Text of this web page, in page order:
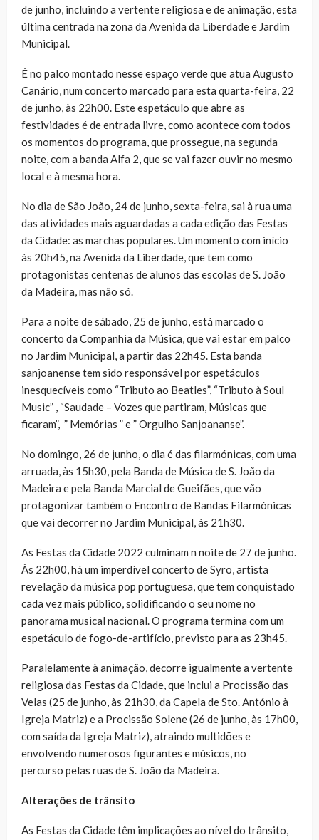
de junho, incluindo a vertente religiosa e de animação, esta
última centrada na zona da Avenida da Liberdade e Jardim
Municipal.
É no palco montado nesse espaço verde que atua Augusto
Canário, num concerto marcado para esta quarta-feira, 22
de junho, às 22h00. Este espetáculo que abre as
festividades é de entrada livre, como acontece com todos
os momentos do programa, que prossegue, na segunda
noite, com a banda Alfa 2, que se vai fazer ouvir no mesmo
local e à mesma hora.
No dia de São João, 24 de junho, sexta-feira, sai à rua uma
das atividades mais aguardadas a cada edição das Festas
da Cidade: as marchas populares. Um momento com início
às 20h45, na Avenida da Liberdade, que tem como
protagonistas centenas de alunos das escolas de S. João
da Madeira, mas não só.
Para a noite de sábado, 25 de junho, está marcado o
concerto da Companhia da Música, que vai estar em palco
no Jardim Municipal, a partir das 22h45. Esta banda
sanjoanense tem sido responsável por espetáculos
inesquecíveis como “Tributo ao Beatles”, “Tributo à Soul
Music” , “Saudade – Vozes que partiram, Músicas que
ficaram”, ” Memórias ” e ” Orgulho Sanjoananse”.
No domingo, 26 de junho, o dia é das filarmónicas, com uma
arruada, às 15h30, pela Banda de Música de S. João da
Madeira e pela Banda Marcial de Gueifães, que vão
protagonizar também o Encontro de Bandas Filarmónicas
que vai decorrer no Jardim Municipal, às 21h30.
As Festas da Cidade 2022 culminam n noite de 27 de junho.
Às 22h00, há um imperdível concerto de Syro, artista
revelação da música pop portuguesa, que tem conquistado
cada vez mais público, solidificando o seu nome no
panorama musical nacional. O programa termina com um
espetáculo de fogo-de-artifício, previsto para as 23h45.
Paralelamente à animação, decorre igualmente a vertente
religiosa das Festas da Cidade, que inclui a Procissão das
Velas (25 de junho, às 21h30, da Capela de Sto. António à
Igreja Matriz) e a Procissão Solene (26 de junho, às 17h00,
com saída da Igreja Matriz), atraindo multidões e
envolvendo numerosos figurantes e músicos, no
percurso pelas ruas de S. João da Madeira.
Alterações de trânsito
As Festas da Cidade têm implicações ao nível do trânsito,